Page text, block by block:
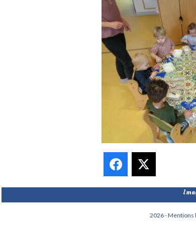
Facebook
2026 - Mentions